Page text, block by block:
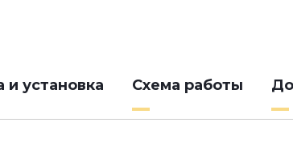
и установка Схема работы